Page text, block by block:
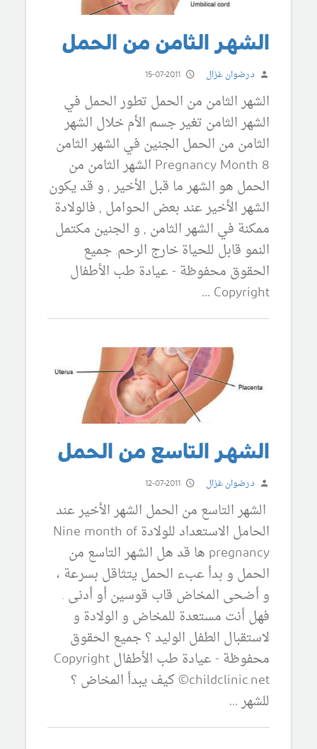
الشهر الثامن من الحمل
د.رضوان غزال 15-07-2011
الشهر الثامن من الحمل تطور الحمل في
الشهر الثامن تغير جسم الأم خلال الشهر
الثامن من الحمل الجنين في الشهر الثامن
Pregnancy Month 8 الشهر الثامن من
الحمل هو الشهر ما قبل الأخير , و قد يكون
الشهر الأخير عند بعض الحوامل , فالولادة
ممكنة في الشهر الثامن , و الجنين مكتمل
النمو قابل للحياة خارج الرحم. جميع
الحقوق محفوظة - عيادة طب الأطفال
Copyright …
الشهر التاسع من الحمل
د.رضوان غزال 12-07-2011
الشهر التاسع من الحمل الشهر الأخير عند
الحامل الاستعداد للولادة Nine month of
pregnancy ها قد هل الشهر التاسع من
الحمل و بدأ عبء الحمل يتثاقل بسرعة ،
و أضحى المخاض قاب قوسين أو أدنى .
فهل أنت مستعدة للمخاض و الولادة و
لاستقبال الطفل الوليد ؟ جميع الحقوق
محفوظة - عيادة طب الأطفال Copyright
©childclinic.net كيف يبدأ المخاض ؟
للشهر …